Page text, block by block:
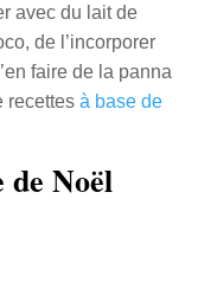
avec du lait de
de l’incorporer
faire de la panna
recettes à base de
de Noël